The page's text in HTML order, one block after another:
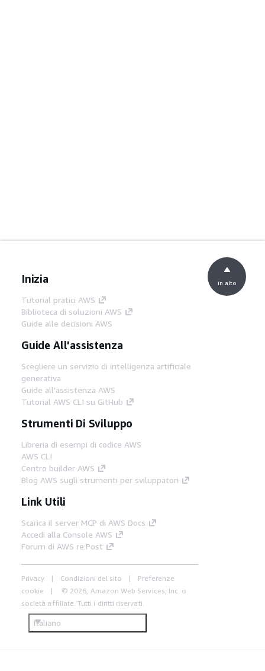
Inizia
Tutorial pratici AWS
Biblioteca di soluzioni AWS
Guide alle decisioni AWS
Guide All'assistenza
Scegliere un servizio di intelligenza artificiale
generativa
Guide all'assistenza AWS
Tutorial AWS CLI su GitHub
Strumenti Di Sviluppo
Libreria di esempi di codice AWS
AWS CLI
Centro builder AWS
Blog AWS sugli strumenti per sviluppatori
Link Utili
Scarica il server MCP di AWS Docs
Accedi alla Console AWS
Forum di AWS re:Post
Privacy Condizioni del sito
Preferenze
cookie
© 2026, Amazon Web Services, Inc. o
società affiliate. Tutti i diritti riservati.
Italiano
in alto